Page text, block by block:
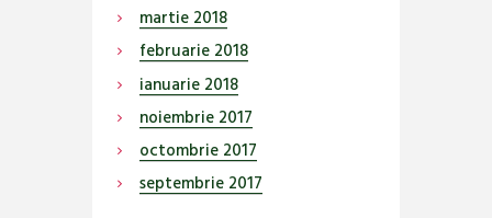
martie 2018
februarie 2018
ianuarie 2018
noiembrie 2017
octombrie 2017
septembrie 2017